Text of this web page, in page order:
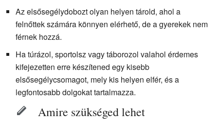
Az elsősegélydobozt olyan helyen tárold, ahol a
felnőttek számára könnyen elérhető, de a gyerekek nem
férnek hozzá.
Ha túrázol, sportolsz vagy táborozol valahol érdemes
kifejezetten erre készítened egy kisebb
elsősegélycsomagot, mely kis helyen elfér, és a
legfontosabb dolgokat tartalmazza.
Amire szükséged lehet